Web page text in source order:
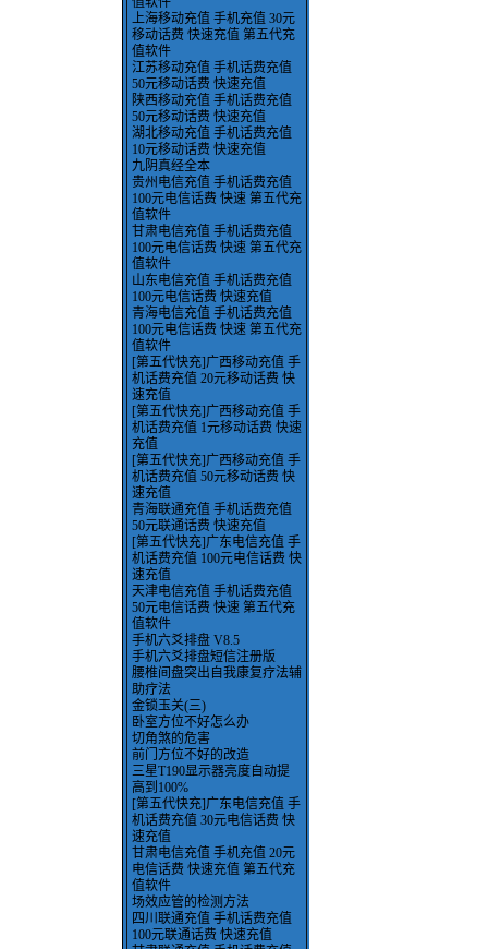
上海移动充值 手机充值 30元
移动话费 快速充值 第五代充
值软件
江苏移动充值 手机话费充值
50元移动话费 快速充值
陕西移动充值 手机话费充值
50元移动话费 快速充值
湖北移动充值 手机话费充值
10元移动话费 快速充值
九阴真经全本
贵州电信充值 手机话费充值
100元电信话费 快速 第五代充
值软件
甘肃电信充值 手机话费充值
100元电信话费 快速 第五代充
值软件
山东电信充值 手机话费充值
100元电信话费 快速充值
青海电信充值 手机话费充值
100元电信话费 快速 第五代充
值软件
[第五代快充]广西移动充值 手
机话费充值 20元移动话费 快
速充值
[第五代快充]广西移动充值 手
机话费充值 1元移动话费 快速
充值
[第五代快充]广西移动充值 手
机话费充值 50元移动话费 快
速充值
青海联通充值 手机话费充值
50元联通话费 快速充值
[第五代快充]广东电信充值 手
机话费充值 100元电信话费 快
速充值
天津电信充值 手机话费充值
50元电信话费 快速 第五代充
值软件
手机六爻排盘 V8.5
手机六爻排盘短信注册版
腰椎间盘突出自我康复疗法辅
助疗法
金锁玉关(三)
卧室方位不好怎么办
切角煞的危害
前门方位不好的改造
三星T190显示器亮度自动提
高到100%
[第五代快充]广东电信充值 手
机话费充值 30元电信话费 快
速充值
甘肃电信充值 手机充值 20元
电信话费 快速充值 第五代充
值软件
场效应管的检测方法
四川联通充值 手机话费充值
100元联通话费 快速充值